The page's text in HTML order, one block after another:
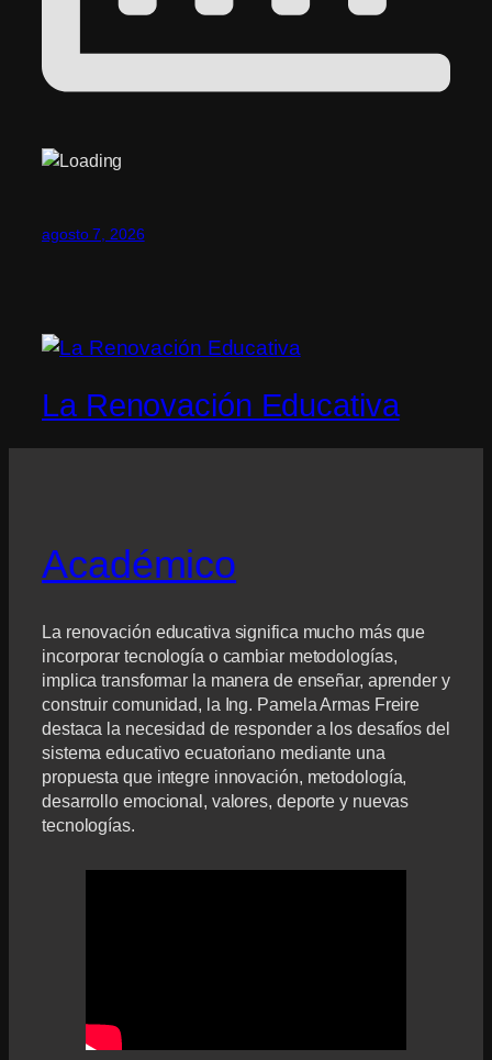
agosto 7, 2026
La Renovación Educativa
Académico
La renovación educativa significa mucho más que
incorporar tecnología o cambiar metodologías,
implica transformar la manera de enseñar, aprender y
construir comunidad, la Ing. Pamela Armas Freire
destaca la necesidad de responder a los desafíos del
sistema educativo ecuatoriano mediante una
propuesta que integre innovación, metodología,
desarrollo emocional, valores, deporte y nuevas
tecnologías.